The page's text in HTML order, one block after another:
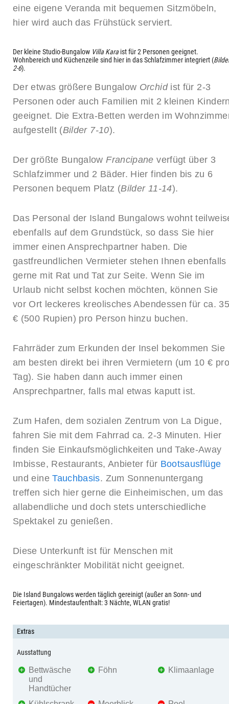
eine eigene Veranda mit bequemen Sitzmöbeln,
hier wird auch das Frühstück serviert.
Der kleine Studio-Bungalow Villa Kara ist für 2 Personen geeignet.
Wohnbereich und Küchenzeile sind hier in das Schlafzimmer integriert (
2-6).
Der etwas größere Bungalow Orchidist für 2-3
Personen oder auch Familien mit 2 kleinen
geeignet. Die Extra-Betten werden im
aufgestellt (Bilder 7-10).
Der größte BungalowFrancipane verfügt über 3
Schlafzimmer und 2 Bäder. Hier finden bis zu 6
Personen bequem Platz (Bilder 11-14).
Das Personal der Island Bungalows wohnt
ebenfalls auf dem Grundstück, so dass Sie hier
immer einen Ansprechpartner haben. Die
gastfreundlichen Vermieter stehen Ihnen ebenfalls
gerne mit Rat und Tat zur Seite. Wenn Sie im
Urlaub nicht selbst kochen möchten, können Sie
vor Ort leckeres kreolisches Abendessen für ca. 35
€ (500 Rupien) pro Person hinzu buchen.
Fahrräder zum Erkunden der Insel bekommen Sie
am besten direkt bei ihren Vermietern (um 10 € pro
Tag). Sie haben dann auch immer einen
Ansprechpartner, falls mal etwas kaputt ist.
Zum Hafen, dem sozialen Zentrum von La Digue,
fahren Sie mit dem Fahrrad ca. 2-3 Minuten. Hier
finden Sie Einkaufsmöglichkeiten und Take-Away
Imbisse, Restaurants, Anbieter für Bootsausflüge
und eineTauchbasis. Zum Sonnenuntergang
treffen sich hier gerne die Einheimischen, um das
allabendliche und doch stets unterschiedliche
Spektakel zu genießen.
Diese Unterkunft ist für Menschen mit
eingeschränkter Mobilität nicht geeignet.
Die Island Bungalows werden täglich gereinigt (außer an Sonn- und
Feiertagen). Mindestaufenthalt: 3 Nächte, WLAN gratis!
Extras
Ausstattung
Bettwäsche
und
Handtücher
Föhn Klimaanlage